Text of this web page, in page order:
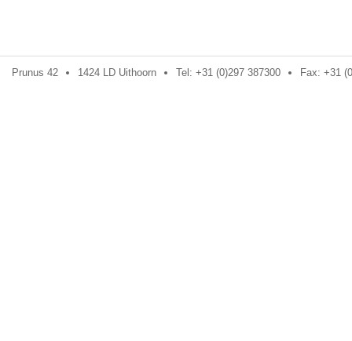
Prunus 42 1424 LD Uithoorn Tel: +31 (0)297 387300 Fax: +31